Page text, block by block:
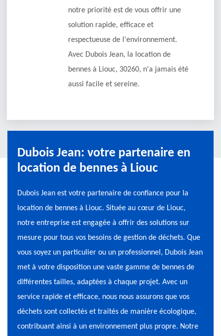
notre priorité est de vous offrir une
solution rapide, efficace et
respectueuse de l'environnement.
Avec Dubois Jean, la location de
bennes à Liouc, 30260, n'a jamais été
aussi facile et sereine.
Dubois Jean: votre partenaire en
location de bennes à Liouc
Dubois Jean est votre partenaire de confiance pour la
location de bennes à Liouc. Située au cœur de Liouc,
notre entreprise est engagée à offrir des solutions sur
mesure pour tous vos besoins de gestion de déchets. Que
vous soyez un particulier ou un professionnel, Dubois Jean
met à votre disposition une vaste gamme de bennes de
différentes tailles, adaptées à chaque projet. Avec un
service rapide et efficace, nous nous assurons que vos
déchets sont collectés et traités de manière écologique,
contribuant ainsi à un environnement plus propre. Notre